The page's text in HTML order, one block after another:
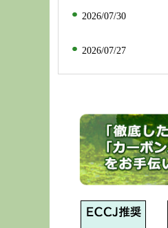
2026/07/30
2026/07/27